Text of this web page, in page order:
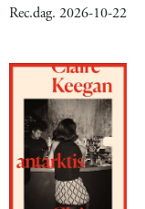
Rec.dag. 2026-10-22